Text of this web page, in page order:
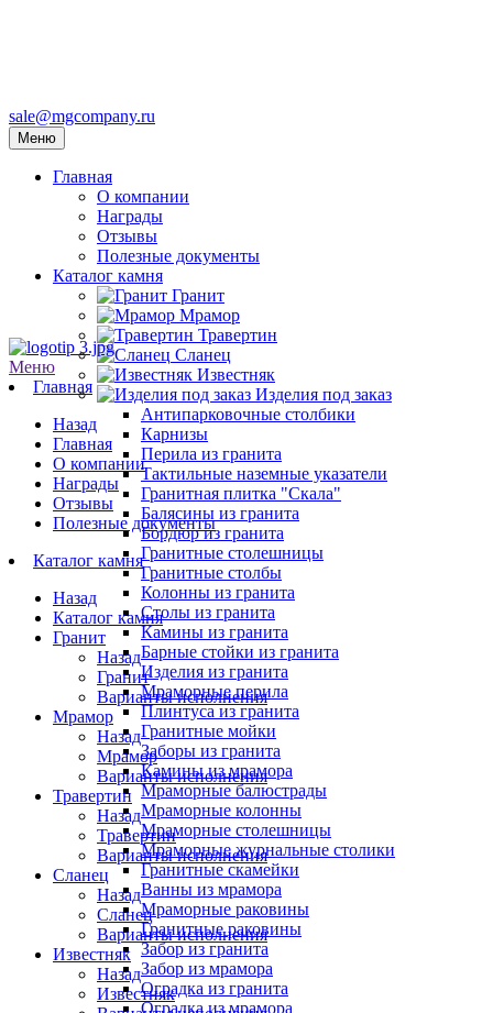
sale@mgcompany.ru
Меню
Главная
О компании
Награды
Отзывы
Полезные документы
Каталог камня
Гранит
Мрамор
Травертин
Сланец
Известняк
Изделия под заказ
Антипарковочные столбики
Карнизы
Перила из гранита
Тактильные наземные указатели
Гранитная плитка "Скала"
Балясины из гранита
Бордюр из гранита
Гранитные столешницы
Гранитные столбы
Колонны из гранита
Столы из гранита
Камины из гранита
Барные стойки из гранита
Изделия из гранита
Мраморные перила
Плинтуса из гранита
Гранитные мойки
Заборы из гранита
Камины из мрамора
Мраморные балюстрады
Мраморные колонны
Мраморные столешницы
Мраморные журнальные столики
Гранитные скамейки
Ванны из мрамора
Мраморные раковины
Гранитные раковины
Забор из гранита
Забор из мрамора
Оградка из гранита
Оградка из мрамора
Меню
Главная
Назад
Главная
О компании
Награды
Отзывы
Полезные документы
Каталог камня
Назад
Каталог камня
Гранит
Назад
Гранит
Варианты исполнения
Мрамор
Назад
Мрамор
Варианты исполнения
Травертин
Назад
Травертин
Варианты исполнения
Сланец
Назад
Сланец
Варианты исполнения
Известняк
Назад
Известняк